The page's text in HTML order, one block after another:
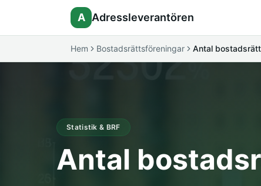
A Adressleverantören
Hem Bostadsrättsföreningar Antal
Statistik & BRF
Antal